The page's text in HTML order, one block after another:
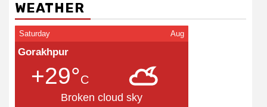
WEATHER
Saturday Aug
Gorakhpur
+29°C
Broken cloud sky